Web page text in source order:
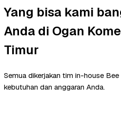
Yang bisa kami
Anda di Ogan
Timur
Semua dikerjakan tim in-house
kebutuhan dan anggaran Anda.